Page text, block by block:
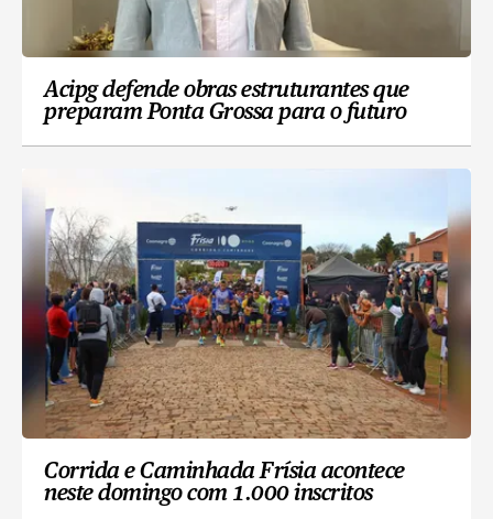
Acipg defende obras estruturantes que
preparam Ponta Grossa para o futuro
Corrida e Caminhada Frísia acontece
neste domingo com 1.000 inscritos